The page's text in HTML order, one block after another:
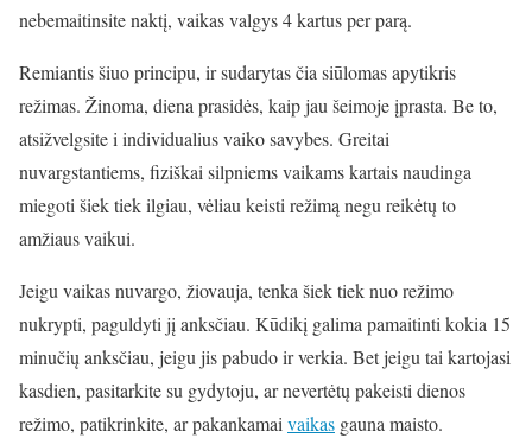
nebemaitinsite naktį, vaikas valgys 4 kartus per parą.
Remiantis šiuo principu, ir sudarytas čia siūlomas apytikris
režimas. Žinoma, diena prasidės, kaip jau šeimoje įprasta. Be to,
atsižvelgsite i individualius vaiko savybes. Greitai
nuvargstantiems, fiziškai silpniems vaikams kartais naudinga
miegoti šiek tiek ilgiau, vėliau keisti režimą negu reikėtų to
amžiaus vaikui.
Jeigu vaikas nuvargo, žiovauja, tenka šiek tiek nuo režimo
nukrypti, paguldyti jį anksčiau. Kūdikį galima pamaitinti kokia 15
minučių anksčiau, jeigu jis pabudo ir verkia. Bet jeigu tai kartojasi
kasdien, pasitarkite su gydytoju, ar nevertėtų pakeisti dienos
režimo, patikrinkite, ar pakankamai vaikas gauna maisto.